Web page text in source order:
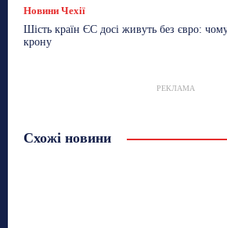
Новини Чехії
Шість країн ЄС досі живуть без євро:
крону
РЕКЛАМА
Схожі новини